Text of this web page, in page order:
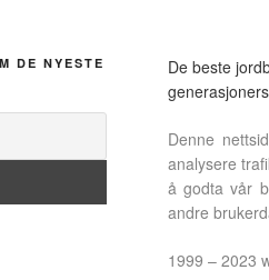
DE NYESTE
De beste
Denne
analysere
å godta vår
andre
1999 – 2023